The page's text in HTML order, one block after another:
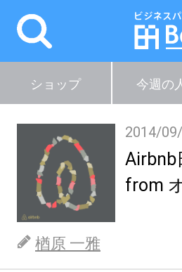
ショップ 今週の
2014/
from
楢原 一雅